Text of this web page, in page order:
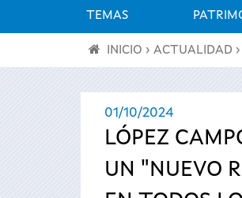
Menú
principal
TEMAS
encuentra
aquí
INICIO › ACTUALIDAD ›
01/10/2024
LÓPEZ
UN "NUEVO